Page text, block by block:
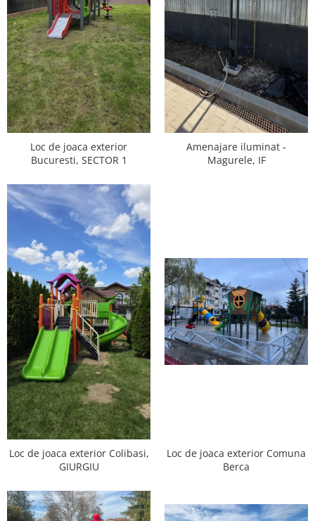
Ghivece de exterior
Ghivece din beton
Stalpi stradali
Stalpi camere video
Stalpi / bolarzi de delimitare
pentru trotuar
Cismea stradala / gradina
Tomberoane si Pubele de Gunoi
Magazie pubele / tomberoane
Mobilier urban DIZABILITATI
Loc de joaca exterior
Bucuresti, SECTOR 1
Amenajare iluminat -
Magurele, IF
Loc de joaca exterior Colibasi,
GIURGIU
Loc de joaca exterior Comuna
Berca